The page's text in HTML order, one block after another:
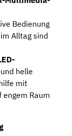
Bedienung
Alltag sind
helle
mit
engem Raum